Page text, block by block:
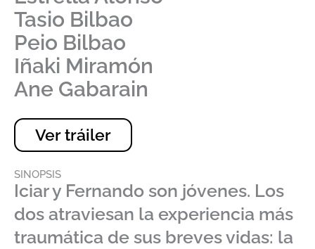
Tasio Bilbao
Peio Bilbao
Iñaki Miramón
Ane Gabarain
Ver tráiler
SINOPSIS
Iciar y Fernando son jóvenes. Los
dos atraviesan la experiencia más
traumática de sus breves vidas: la